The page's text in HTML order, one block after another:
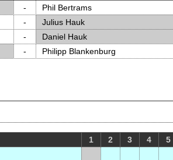
- Phil Bertrams
- Julius Hauk
- Daniel Hauk
- Philipp Blankenburg
1 2 3 4 5